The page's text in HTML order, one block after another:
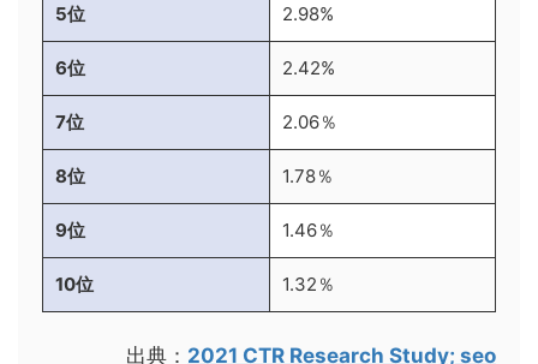
5位 2.98%
6位 2.42%
7位 2.06％
8位 1.78％
9位 1.46％
10位 1.32％
出典： 2021 CTR Research Study; seo